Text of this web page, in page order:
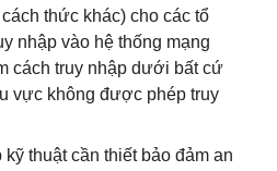
thức khác) cho các tổ
nhập vào hệ thống mạng
cách truy nhập dưới bất cứ
vực không được phép truy
thuật cần thiết bảo đảm an